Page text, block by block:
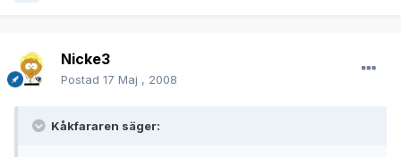
Nicke3
Postad 17 Maj , 2008
Kåkfararen säger: